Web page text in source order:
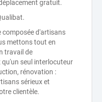
gratuit.
composée d'artisans
mettons tout en
travail de
qu'un seul interlocuteur
rénovation :
sérieux et
clientèle.